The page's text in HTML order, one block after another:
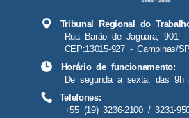
Tribunal Regional do
Rua Barão de Jaguara, 901 -
CEP:13015-927 - Campinas/SP
Horário de funcionamento:
De segunda a sexta, das 9h
Telefones:
+55 (19) 3236-2100 / 3231-